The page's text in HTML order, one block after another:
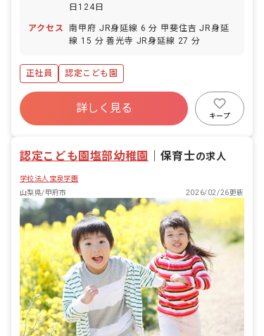
日124日
アクセス
南甲府 JR身延線 6 分 甲斐住吉 JR身延
線 15 分 善光寺 JR身延線 27 分
正社員 認定こども園
詳しく見る
キープ
認定こども園塩部幼稚園 保育士の求人
学校法人宝泉学園
山梨県/甲府市
2026/02/26更新